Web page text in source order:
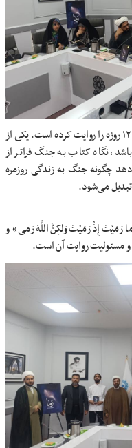
کتاب «رَما» با زبانی ادبی و مستند، فضای جنگ ۱۲ روزه را روایت کرده است. یکی از
نگاه کتاب به جنگ فراتر از
چگونه جنگ به زندگی روزمره
می‌شود.
است: «وَ ما رَمَیْتَ إِذْ رَمَیْتَ وَلکِنَّ اللَّهَ رَمی» و
و مسئولیت روایت آن است.